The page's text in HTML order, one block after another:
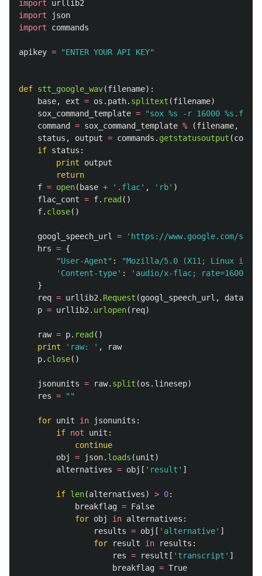
import
urllib2
import
json
import
commands
apikey = "ENTER YOUR API KEY"
def stt_google_wav(filename):
base, ext = os . path. splitext (filename)
sox_command_template = "sox %s -r 16000 %s.flac
command
= sox_command_template % (filename,
status , output = commands . getstatusoutput (
if status :
print
output
return
f = open( base + ' .flac' , ' rb' )
flac_cont = f. read ()
f. close()
googl_speech_url = ' https://www.google.com/
hrs = {
"User-Agent" : "Mozilla/5.0 (X11; Linux i686)
' Content-type' : ' audio/x-flac; rate=16000
}
req = urllib2 . Request (googl_speech_url , data
p = urllib2 . urlopen( req)
raw = p. read ()
print
' raw: ' ,
raw
p. close()
jsonunits = raw. split (os . linesep)
res = ""
for unit in jsonunits :
if not unit :
continue
obj
= json. loads (unit)
alternatives = obj [ ' result ' ]
if len(alternatives) > 0:
breakflag = False
for obj in alternatives :
results = obj [ ' alternative' ]
for
result in results :
res = result [ ' transcript ' ]
breakflag = True